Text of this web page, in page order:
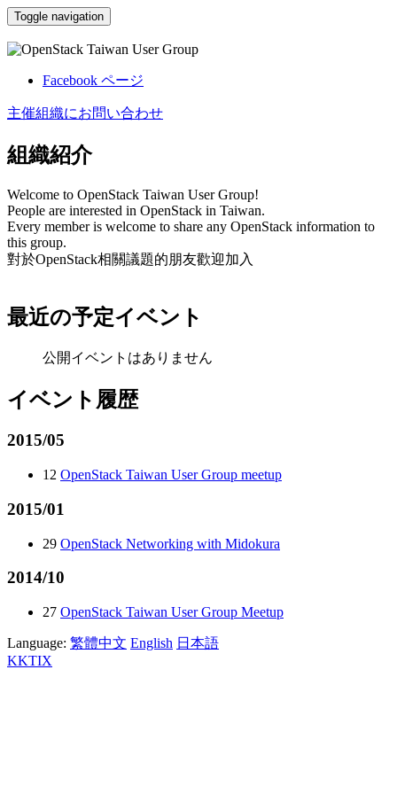
Toggle navigation
Facebook ページ
主催組織にお問い合わせ
組織紹介
Welcome to OpenStack Taiwan User Group!
People are interested in OpenStack in Taiwan.
Every member is welcome to share any OpenStack information to
this group.
對於OpenStack相關議題的朋友歡迎加入
最近の予定イベント
公開イベントはありません
イベント履歴
2015/05
12 OpenStack Taiwan User Group meetup
2015/01
29 OpenStack Networking with Midokura
2014/10
27 OpenStack Taiwan User Group Meetup
Language: 繁體中文 English 日本語
KKTIX